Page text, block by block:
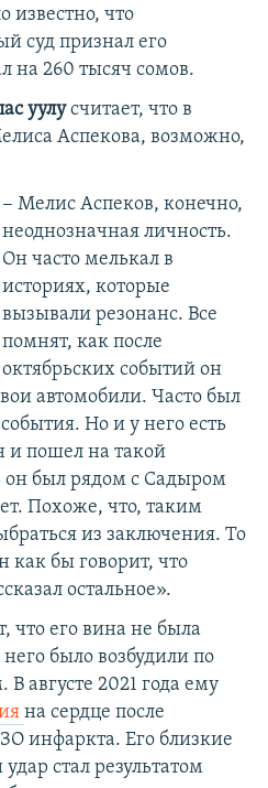
известно, что
суд признал его
на 260 тысяч сомов.
уулусчитает, что в
Аспекова, возможно,
− Мелис Аспеков, конечно,
неоднозначная личность.
Он часто мелькал в
историях, которые
вызывали резонанс. Все
помнят, как после
октябрьских событий он
автомобили. Часто был
Но и у него есть
и пошел на такой
был рядом с Садыром
Похоже, что, таким
из заключения. То
как бы говорит, что
остальное».
что его вина не была
было возбудили по
августе 2021 года ему
на сердце после
инфаркта. Его близкие
стал результатом